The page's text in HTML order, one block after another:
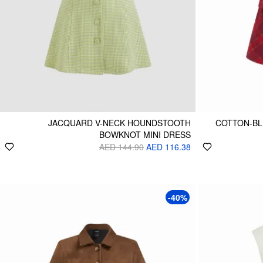
COTTON-
JACQUARD V-NECK HOUNDSTOOTH
BOWKNOT MINI DRESS
AED 116.38
AED 144.90
-40%